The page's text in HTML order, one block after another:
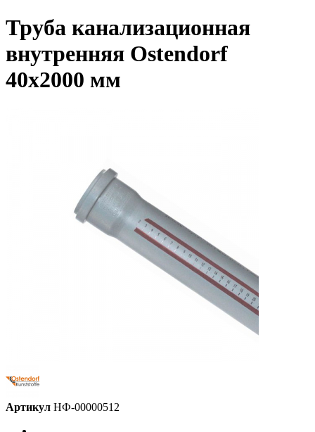
Труба канализационная
внутренняя Ostendorf
40х2000 мм
Артикул НФ-00000512